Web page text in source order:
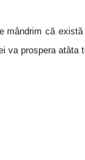
că
va prospera